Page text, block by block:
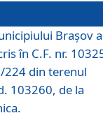
Braşov a
în C.F. nr.
224 din terenul
103260, de la